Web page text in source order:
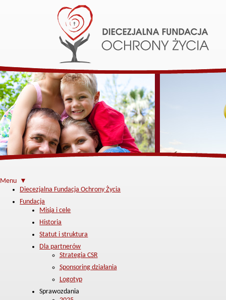
Menu ▼
Diecezjalna Fundacja Ochrony Życia
Fundacja
Misja i cele
Historia
Statut i struktura
Dla partnerów
Strategia CSR
Sponsoring działania
Logotyp
Sprawozdania